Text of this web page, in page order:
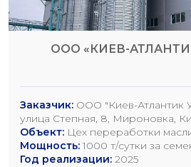
ООО «КИЕВ-
Заказчик: ООО "Киев-Атлантик
улица Степная, 8, Мироновка,
Объект: Цех переработки
Мощность: 1000 т/сутки за
за семенами рапса; 1200 т/сутки
Год реализации: 2025